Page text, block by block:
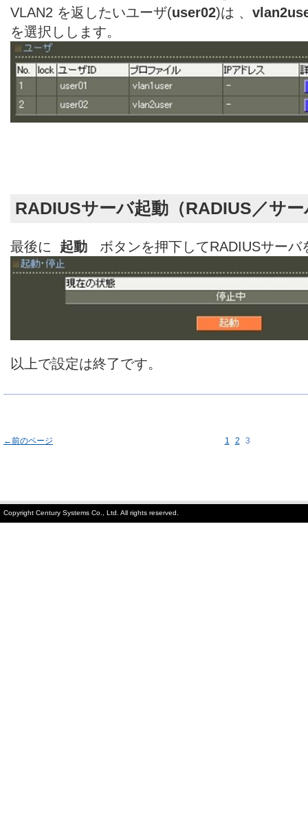
VLAN2 を返したいユーザ(user02)は 、
を選択しします。
RADIUSサーバ起動（RADIUS／サ
最後に 起動 ボタンを押下してRADIUSサーバ
以上で設定は終了です。
←前のページ 1 2 3
Copyright Century Systems Co., Ltd. All rights reserved.